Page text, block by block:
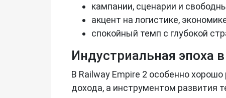
кампании, сценарии и
акцент на логистике,
спокойный темп с глубокой
Индустриальная эпоха
В Railway Empire 2 особенно
дохода, а инструментом развития